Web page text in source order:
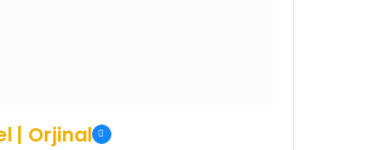
| Orjinal